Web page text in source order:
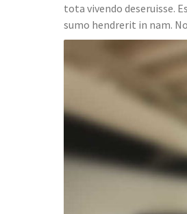
tota vivendo deseruisse.
sumo hendrerit in nam.